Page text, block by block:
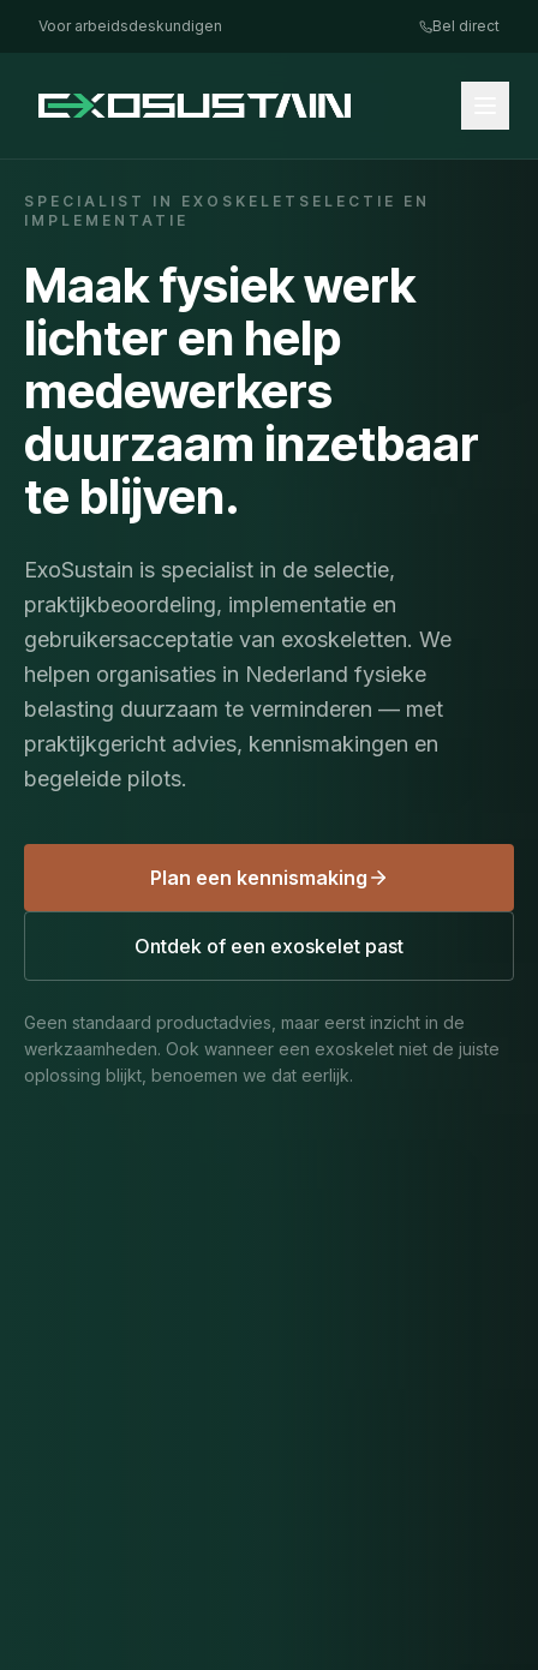
Voor arbeidsdeskundigen Bel direct
SPECIALIST IN EXOSKELETSELECTIE EN
IMPLEMENTATIE
Maak fysiek werk
lichter en help
medewerkers
duurzaam inzetbaar
te blijven.
ExoSustain is specialist in de selectie,
praktijkbeoordeling, implementatie en
gebruikersacceptatie van exoskeletten. We
helpen organisaties in Nederland fysieke
belasting duurzaam te verminderen — met
praktijkgericht advies, kennismakingen en
begeleide pilots.
Plan een kennismaking
Ontdek of een exoskelet past
Geen standaard productadvies, maar eerst inzicht in de
werkzaamheden. Ook wanneer een exoskelet niet de juiste
oplossing blijkt, benoemen we dat eerlijk.